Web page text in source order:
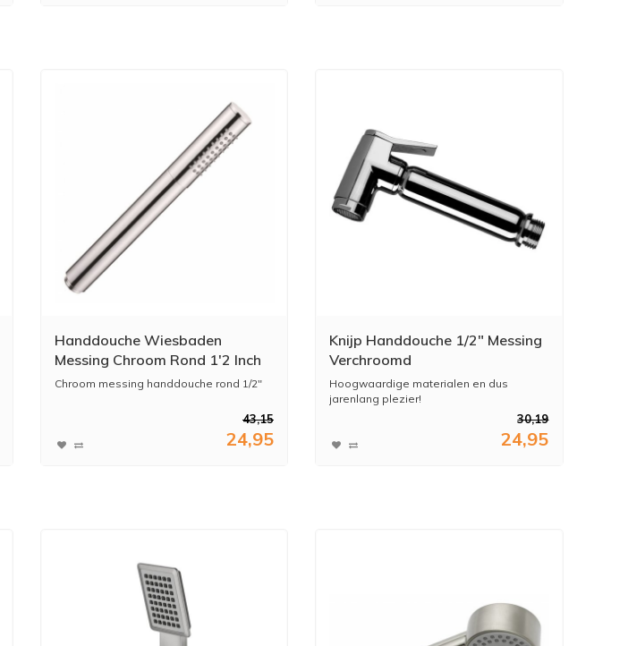
Handdouche Wiesbaden
Messing Chroom Rond 1'2 Inch
Chroom messing handdouche rond 1/2"
43,15
24,95
Knijp Handdouche 1/2" Messing
Verchroomd
Hoogwaardige materialen en dus
jarenlang plezier!
30,19
24,95